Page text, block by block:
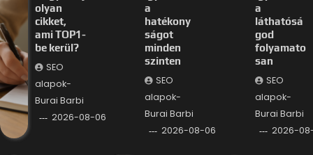
olyan
cikket,
ami TOP1-
be kerül?
SEO
alapok-
Burai Barbi
2026-08-06
a
hatékony
ságot
minden
szinten
SEO
alapok-
Burai Barbi
2026-08-06
a
láthatósá
god
folyamato
san
SEO
alapok-
Burai Barbi
2026-